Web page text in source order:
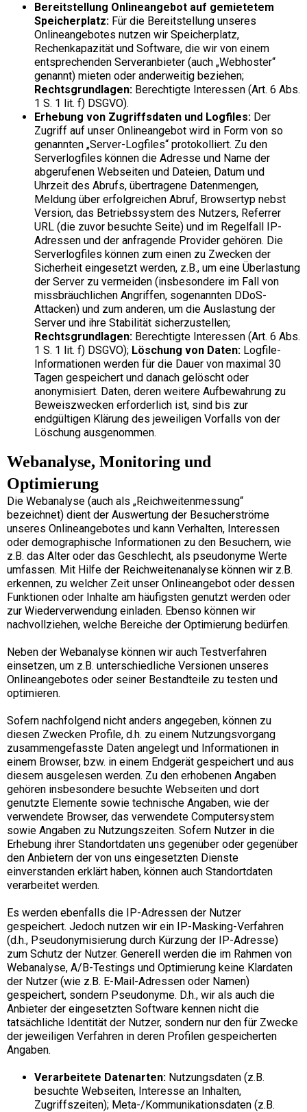
Bereitstellung Onlineangebot auf gemietetem
Speicherplatz: Für die Bereitstellung unseres
Onlineangebotes nutzen wir Speicherplatz,
Rechenkapazität und Software, die wir von einem
entsprechenden Serveranbieter (auch „Webhoster“
genannt) mieten oder anderweitig beziehen;
Rechtsgrundlagen: Berechtigte Interessen (Art. 6 Abs.
1 S. 1 lit. f) DSGVO).
Erhebung von Zugriffsdaten und Logfiles: Der
Zugriff auf unser Onlineangebot wird in Form von so
genannten „Server-Logfiles“ protokolliert. Zu den
Serverlogfiles können die Adresse und Name der
abgerufenen Webseiten und Dateien, Datum und
Uhrzeit des Abrufs, übertragene Datenmengen,
Meldung über erfolgreichen Abruf, Browsertyp nebst
Version, das Betriebssystem des Nutzers, Referrer
URL (die zuvor besuchte Seite) und im Regelfall IP-
Adressen und der anfragende Provider gehören. Die
Serverlogfiles können zum einen zu Zwecken der
Sicherheit eingesetzt werden, z.B., um eine Überlastung
der Server zu vermeiden (insbesondere im Fall von
missbräuchlichen Angriffen, sogenannten DDoS-
Attacken) und zum anderen, um die Auslastung der
Server und ihre Stabilität sicherzustellen;
Rechtsgrundlagen: Berechtigte Interessen (Art. 6 Abs.
1 S. 1 lit. f) DSGVO); Löschung von Daten: Logfile-
Informationen werden für die Dauer von maximal 30
Tagen gespeichert und danach gelöscht oder
anonymisiert. Daten, deren weitere Aufbewahrung zu
Beweiszwecken erforderlich ist, sind bis zur
endgültigen Klärung des jeweiligen Vorfalls von der
Löschung ausgenommen.
Webanalyse, Monitoring und
Optimierung
Die Webanalyse (auch als „Reichweitenmessung“
bezeichnet) dient der Auswertung der Besucherströme
unseres Onlineangebotes und kann Verhalten, Interessen
oder demographische Informationen zu den Besuchern, wie
z.B. das Alter oder das Geschlecht, als pseudonyme Werte
umfassen. Mit Hilfe der Reichweitenanalyse können wir z.B.
erkennen, zu welcher Zeit unser Onlineangebot oder dessen
Funktionen oder Inhalte am häufigsten genutzt werden oder
zur Wiederverwendung einladen. Ebenso können wir
nachvollziehen, welche Bereiche der Optimierung bedürfen.
Neben der Webanalyse können wir auch Testverfahren
einsetzen, um z.B. unterschiedliche Versionen unseres
Onlineangebotes oder seiner Bestandteile zu testen und
optimieren.
Sofern nachfolgend nicht anders angegeben, können zu
diesen Zwecken Profile, d.h. zu einem Nutzungsvorgang
zusammengefasste Daten angelegt und Informationen in
einem Browser, bzw. in einem Endgerät gespeichert und aus
diesem ausgelesen werden. Zu den erhobenen Angaben
gehören insbesondere besuchte Webseiten und dort
genutzte Elemente sowie technische Angaben, wie der
verwendete Browser, das verwendete Computersystem
sowie Angaben zu Nutzungszeiten. Sofern Nutzer in die
Erhebung ihrer Standortdaten uns gegenüber oder gegenüber
den Anbietern der von uns eingesetzten Dienste
einverstanden erklärt haben, können auch Standortdaten
verarbeitet werden.
Es werden ebenfalls die IP-Adressen der Nutzer
gespeichert. Jedoch nutzen wir ein IP-Masking-Verfahren
(d.h., Pseudonymisierung durch Kürzung der IP-Adresse)
zum Schutz der Nutzer. Generell werden die im Rahmen von
Webanalyse, A/B-Testings und Optimierung keine Klardaten
der Nutzer (wie z.B. E-Mail-Adressen oder Namen)
gespeichert, sondern Pseudonyme. D.h., wir als auch die
Anbieter der eingesetzten Software kennen nicht die
tatsächliche Identität der Nutzer, sondern nur den für Zwecke
der jeweiligen Verfahren in deren Profilen gespeicherten
Angaben.
Verarbeitete Datenarten: Nutzungsdaten (z.B.
besuchte Webseiten, Interesse an Inhalten,
Zugriffszeiten); Meta-/Kommunikationsdaten (z.B.